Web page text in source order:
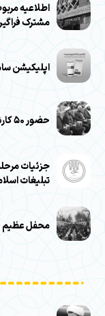
اطلاعیه
مشترک
اپلیکیشن
حضور ۵۰ کارشناس در نخستین رویداد منطقه‌ای قرآنی
جزئیات
تبلیغات
محفل عظیم